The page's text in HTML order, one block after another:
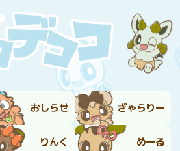
おしらせ ぎゃらりー
りんく めーる